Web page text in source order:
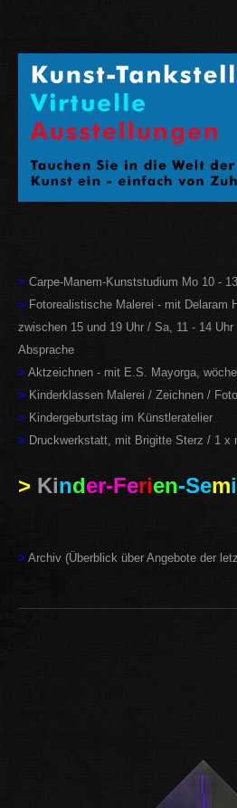
> Carpe-Manem-Kunststudium Mo 10 -
> Fotorealistische Malerei - mit Delaram
zwischen 15 und 19 Uhr / Sa, 11 - 14
Absprache
> Aktzeichnen- mit E.S. Mayorga,
> Kinderklassen Malerei / Zeichnen /
> Kindergeburtstag im Künstleratelier
> Druckwerkstatt, mit Brigitte Sterz / 1 x
> Kinder-Ferien-Sem
> Archiv (Überblick über Angebote der